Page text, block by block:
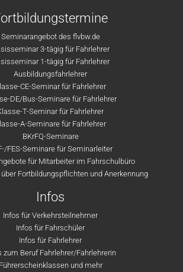
Seminarangebot des flvbw.de
3-tägig für Fahrlehrer
1-tägig für Fahrlehrer
Ausbildungsfahrlehrer
CE-Seminar für Fahrlehrer
DE/Bus-Seminare für Fahrlehrer
T-Seminar für Fahrlehrer
A-Seminare für Fahrlehrer
BKrFQ-Seminare
FES-Seminare für Seminarleiter
für Mitarbeiter im Fahrschulbüro
Fortbildungspflichten und Anerkennung
Infos
Infos für Verkehrsteilnehmer
Infos für Fahrschüler
Infos für Fahrlehrer
zum Beruf Fahrlehrer/Fahrlehrerin
Führerscheinklassen und mehr